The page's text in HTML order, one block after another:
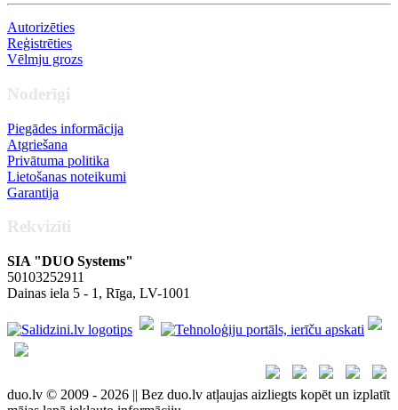
Autorizēties
Reģistrēties
Vēlmju grozs
Noderīgi
Piegādes informācija
Atgriešana
Privātuma politika
Lietošanas noteikumi
Garantija
Rekvizīti
SIA "DUO Systems"
50103252911
Dainas iela 5 - 1, Rīga, LV-1001
duo.lv © 2009 - 2026 || Bez duo.lv atļaujas aizliegts kopēt un izplatīt